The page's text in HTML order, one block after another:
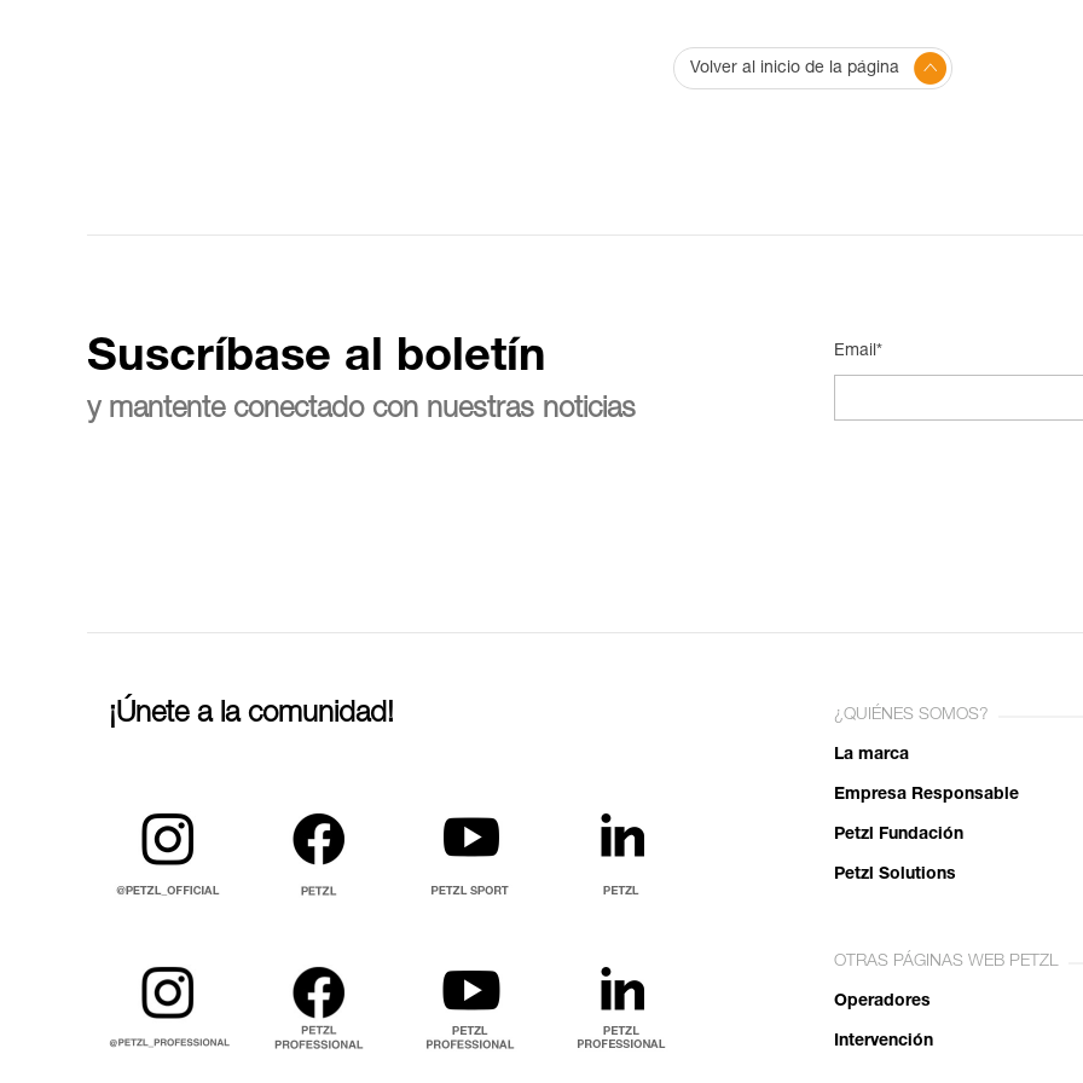
Volver al inicio de la página
Suscríbase al boletín
y mantente conectado con nuestras noticias
Email*
¡Únete a la comunidad! ¿QUIÉNES SOMOS?
La marca
Empresa Responsable
Petzl Fundación
Petzl Solutions
OTRAS PÁGINAS WEB PETZL
Operadores
Intervención